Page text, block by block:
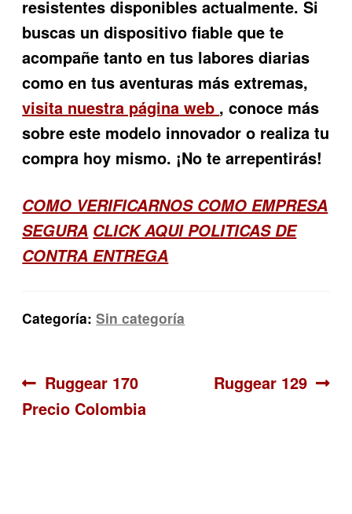
resistentes disponibles actualmente. Si
buscas un dispositivo fiable que te
acompañe tanto en tus labores diarias
como en tus aventuras más extremas,
visita nuestra página web , conoce más
sobre este modelo innovador o realiza tu
compra hoy mismo. ¡No te arrepentirás!
COMO VERIFICARNOS COMO EMPRESA
SEGURA CLICK AQUI POLITICAS DE
CONTRA ENTREGA
Categoría:Sin categoría
Navegación
de
Anterior:
Ruggear 170
Precio Colombia
Siguiente:
Ruggear 129